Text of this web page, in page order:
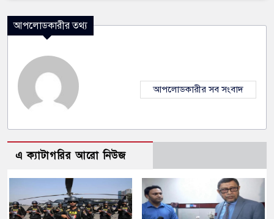
আপলোডকারীর তথ্য
আপলোডকারীর সব সংবাদ
এ ক্যাটাগরির আরো নিউজ